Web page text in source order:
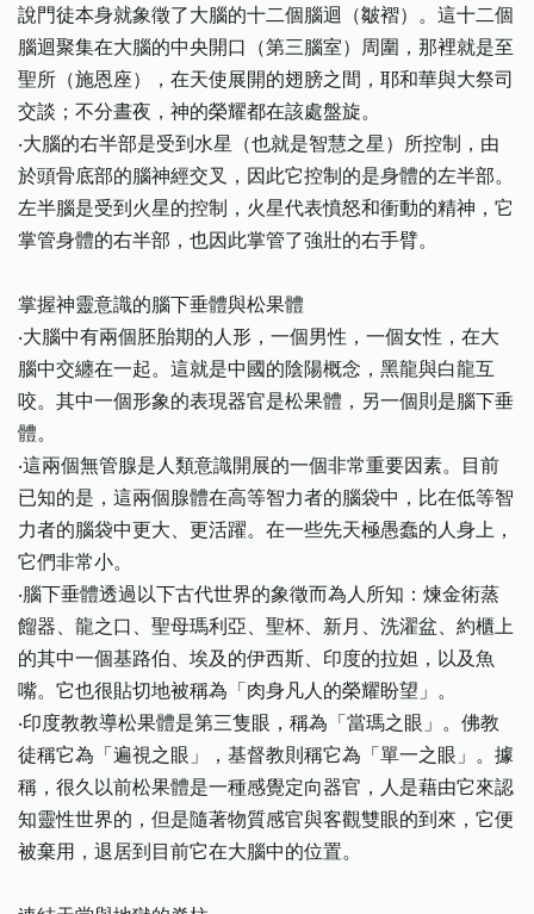
說門徒本身就象徵了大腦的十二個腦迴（皺褶）。這十二個
腦迴聚集在大腦的中央開口（第三腦室）周圍，那裡就是至
聖所（施恩座），在天使展開的翅膀之間，耶和華與大祭司
交談；不分晝夜，神的榮耀都在該處盤旋。
‧大腦的右半部是受到水星（也就是智慧之星）所控制，由
於頭骨底部的腦神經交叉，因此它控制的是身體的左半部。
左半腦是受到火星的控制，火星代表憤怒和衝動的精神，它
掌管身體的右半部，也因此掌管了強壯的右手臂。
掌握神靈意識的腦下垂體與松果體
‧大腦中有兩個胚胎期的人形，一個男性，一個女性，在大
腦中交纏在一起。這就是中國的陰陽概念，黑龍與白龍互
咬。其中一個形象的表現器官是松果體，另一個則是腦下垂
體。
‧這兩個無管腺是人類意識開展的一個非常重要因素。目前
已知的是，這兩個腺體在高等智力者的腦袋中，比在低等智
力者的腦袋中更大、更活躍。在一些先天極愚蠢的人身上，
它們非常小。
‧腦下垂體透過以下古代世界的象徵而為人所知：煉金術蒸
餾器、龍之口、聖母瑪利亞、聖杯、新月、洗濯盆、約櫃上
的其中一個基路伯、埃及的伊西斯、印度的拉妲，以及魚
嘴。它也很貼切地被稱為「肉身凡人的榮耀盼望」。
‧印度教教導松果體是第三隻眼，稱為「當瑪之眼」。佛教
徒稱它為「遍視之眼」，基督教則稱它為「單一之眼」。據
稱，很久以前松果體是一種感覺定向器官，人是藉由它來認
知靈性世界的，但是隨著物質感官與客觀雙眼的到來，它便
被棄用，退居到目前它在大腦中的位置。